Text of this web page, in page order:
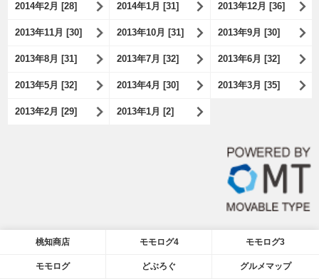
2014年2月 [28] 2014年1月 [31] 2013年12月 [36]
2013年11月 [30] 2013年10月 [31] 2013年9月 [30]
2013年8月 [31] 2013年7月 [32] 2013年6月 [32]
2013年5月 [32] 2013年4月 [30] 2013年3月 [35]
2013年2月 [29] 2013年1月 [2]
桃知商店 モモログ4 モモログ3
モモログ どぶろぐ グルメマップ